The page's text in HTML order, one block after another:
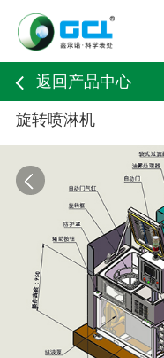
返回产品中心
旋转喷淋机